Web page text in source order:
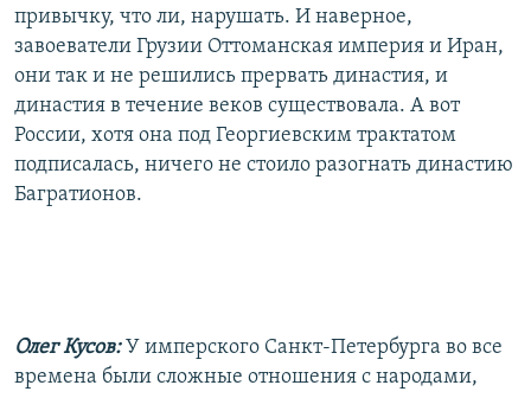
привычку, что ли, нарушать. И наверное,
завоеватели Грузии Оттоманская империя и Иран,
они так и не решились прервать династия, и
династия в течение веков существовала. А вот
России, хотя она под Георгиевским трактатом
подписалась, ничего не стоило разогнать династию
Багратионов.
Олег Кусов:У имперского Санкт-Петербурга во все
времена были сложные отношения с народами,